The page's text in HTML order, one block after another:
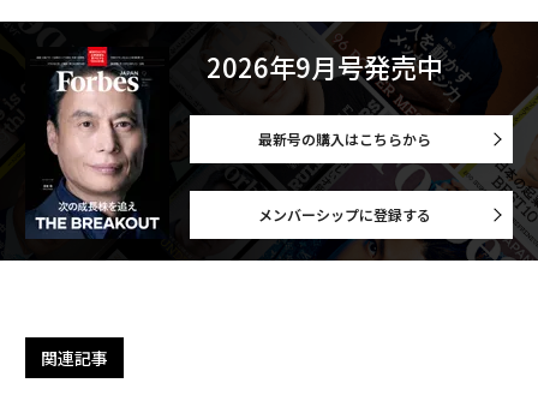
2026年9月号発売中
最新号の購入はこちらから
メンバーシップに登録する
関連記事